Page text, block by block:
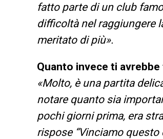
fatto parte di un club
difficoltà nel raggiungere
meritato di più».
Quanto invece ti
«Molto, è una partita
notare quanto sia
pochi giorni prima, era
rispose “Vinciamo